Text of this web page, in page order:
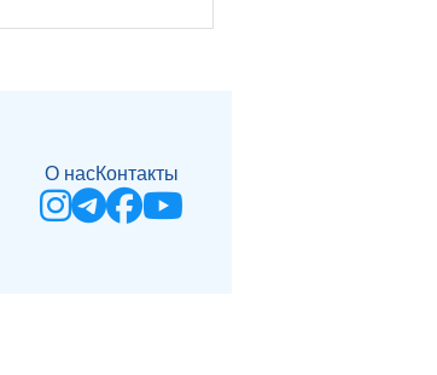
О насКонтакты